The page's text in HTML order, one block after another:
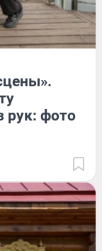
рук: фото